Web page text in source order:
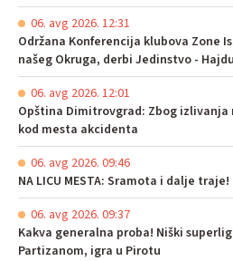
06. avg 2026. 12:31
Održana Konferencija klubova Zone
našeg Okruga, derbi Jedinstvo -
06. avg 2026. 12:01
Opština Dimitrovgrad: Zbog
kod mesta akcidenta
06. avg 2026. 09:46
NA LICU MESTA: Sramota i dalje traje!
06. avg 2026. 09:37
Kakva generalna proba! Niški
Partizanom, igra u Pirotu